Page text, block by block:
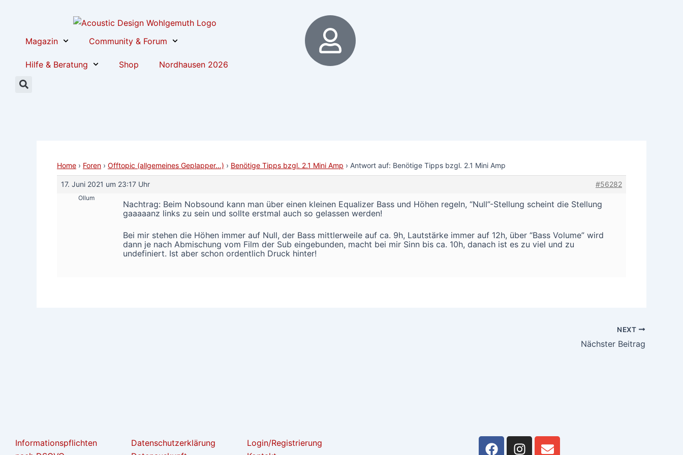
Magazin
Community & Forum
Hilfe & Beratung Shop Nordhausen 2026
Home › Foren › Offtopic (allgemeines Geplapper…) › Benötige Tipps bzgl. 2.1 Mini Amp › Antwort auf: Benötige Tipps bzgl. 2.1 Mini Amp
17. Juni 2021 um 23:17 Uhr #56282
Ollum
Nachtrag: Beim Nobsound kann man über einen kleinen Equalizer Bass und Höhen regeln, “Null”-Stellung scheint die Stellung
gaaaaanz links zu sein und sollte erstmal auch so gelassen werden!
Bei mir stehen die Höhen immer auf Null, der Bass mittlerweile auf ca. 9h, Lautstärke immer auf 12h, über “Bass Volume” wird
dann je nach Abmischung vom Film der Sub eingebunden, macht bei mir Sinn bis ca. 10h, danach ist es zu viel und zu
undefiniert. Ist aber schon ordentlich Druck hinter!
navigation
NEXT
Nächster Beitrag
Informationspflichten
Datenschutzerklärung
Login/Registrierung
F
I
E